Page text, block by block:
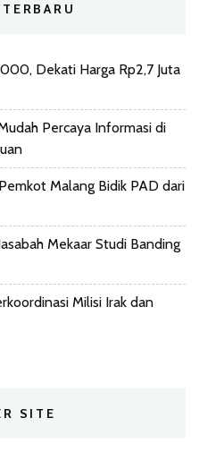
Dekati Harga Rp2,7 Juta
Percaya Informasi di
Malang Bidik PAD dari
Mekaar Studi Banding
Milisi Irak dan
SITE